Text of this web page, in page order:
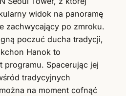
widok na panoramę
zachwycający po zmroku.
poczuć ducha tradycji,
Hanok to
Spacerując jej
tradycyjnych
na moment cofnąć